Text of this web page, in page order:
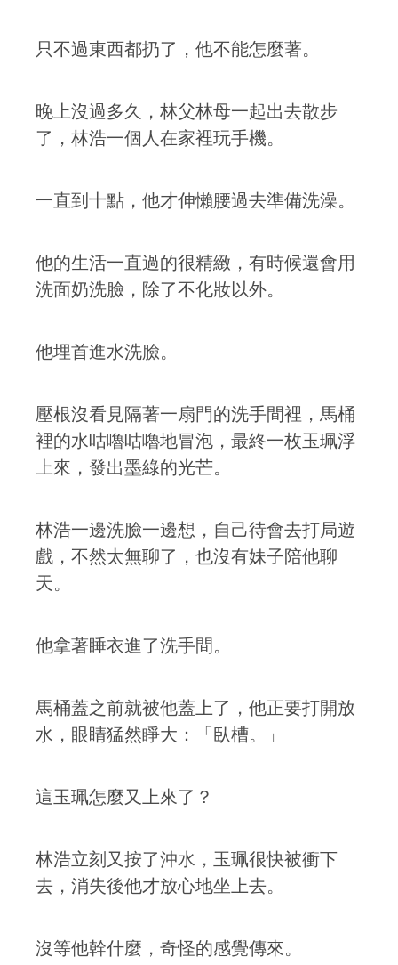
只不過東西都扔了，他不能怎麼著。
晚上沒過多久，林父林母一起出去散步
了，林浩一個人在家裡玩手機。
一直到十點，他才伸懶腰過去準備洗澡。
他的生活一直過的很精緻，有時候還會用
洗面奶洗臉，除了不化妝以外。
他埋首進水洗臉。
壓根沒看見隔著一扇門的洗手間裡，馬桶
裡的水咕嚕咕嚕地冒泡，最終一枚玉珮浮
上來，發出墨綠的光芒。
林浩一邊洗臉一邊想，自己待會去打局遊
戲，不然太無聊了，也沒有妹子陪他聊
天。
他拿著睡衣進了洗手間。
馬桶蓋之前就被他蓋上了，他正要打開放
水，眼睛猛然睜大：「臥槽。」
這玉珮怎麼又上來了？
林浩立刻又按了沖水，玉珮很快被衝下
去，消失後他才放心地坐上去。
沒等他幹什麼，奇怪的感覺傳來。